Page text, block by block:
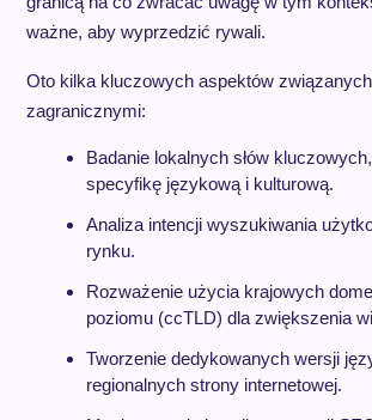
ważne, aby wyprzedzić rywali.
Oto kilka kluczowych aspektów
zagranicznymi:
Badanie lokalnych słów
specyfikę językową i kulturową.
Analiza intencji wyszukiwania
rynku.
Rozważenie użycia krajowych
poziomu (ccTLD) dla zwiększenia
Tworzenie dedykowanych wersji
regionalnych strony internetowej.